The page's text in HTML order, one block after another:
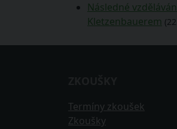
Následné
Kletzenbauerem
Termíny zkoušek
Zkoušky